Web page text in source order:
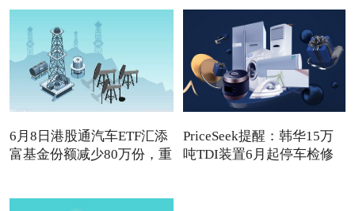
6月8日港股通汽车ETF汇添
富基金份额减少80万份，重
PriceSeek提醒：韩华15万
吨TDI装置6月起停车检修